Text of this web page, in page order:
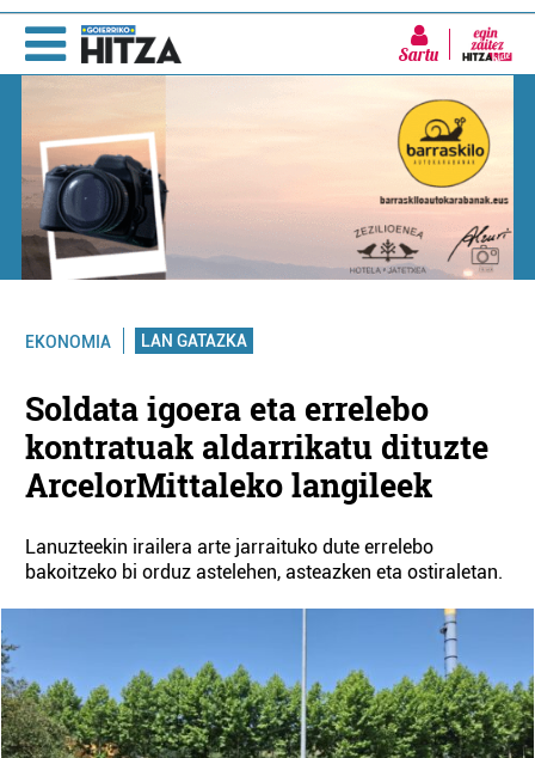
Sartu
EKONOMIA LAN GATAZKA
Soldata igoera eta errelebo
kontratuak aldarrikatu dituzte
ArcelorMittaleko langileek
Lanuzteekin irailera arte jarraituko dute errelebo
bakoitzeko bi orduz astelehen, asteazken eta ostiraletan.